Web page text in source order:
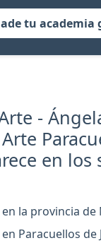
tu academia
-
en
la provincia de
Paracuellos de